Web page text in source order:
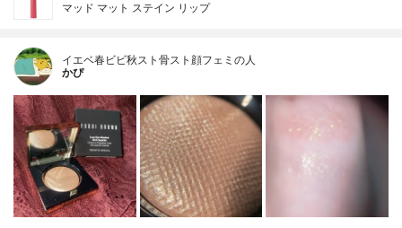
マッド マット ステイン リップ
イエベ春ビビ秋スト骨スト顔フェミの人
かぴ